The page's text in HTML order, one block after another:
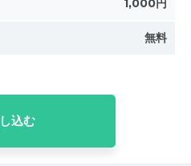
1,000円
無料
込む